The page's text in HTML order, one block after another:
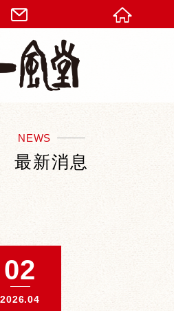
NEWS
最新消息
02
2026.04